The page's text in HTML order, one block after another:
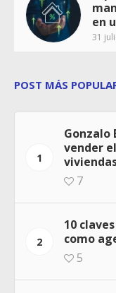
en
31
POST MÁS
1
Gonzalo
vender
7
2
10
como
5